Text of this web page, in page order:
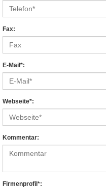
Fax:
E-Mail*:
Webseite*:
Kommentar:
Firmenprofil*: